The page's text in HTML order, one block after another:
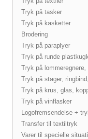
Tryk på tasker
Tryk på kasketter
Brodering
Tryk på paraplyer
Tryk på runde
Tryk på
Tryk på stager,
Tryk på krus, glas,
Tryk på vinflasker
Logofremsendelse +
Transfer til textiltryk
Varer til specielle